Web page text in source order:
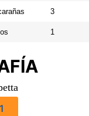
3
1